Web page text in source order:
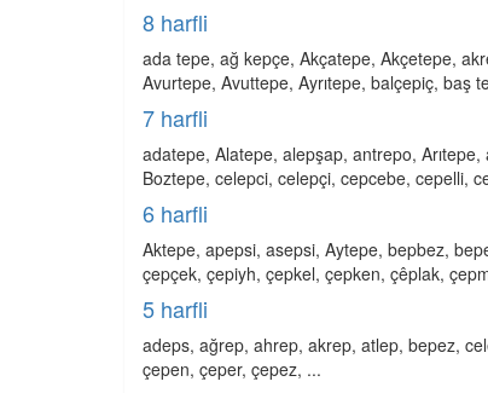
8 harfli
ada tepe, ağ kepçe, Akçatepe, Akçetepe,
Avurtepe, Avuttepe, Ayrıtepe, balçepiç, baş
7 harfli
adatepe, Alatepe, alepşap, antrepo,
Boztepe, celepci, celepçi, cepcebe, cepelli,
6 harfli
Aktepe, apepsi, asepsi, Aytepe, bepbez,
çepçek, çepiyh, çepkel, çepken, çêplak,
5 harfli
adeps, ağrep, ahrep, akrep, atlep, bepez,
çepen, çeper, çepez, ...